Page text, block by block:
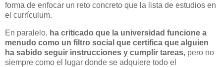
forma de enfocar un reto concreto que la lista de estudios en
el currículum.
En paralelo, ha criticado que la universidad funcione a
menudo como un filtro social que certifica que alguien
ha sabido seguir instrucciones y cumplir tareas, pero no
siempre como el lugar donde se adquiere todo el